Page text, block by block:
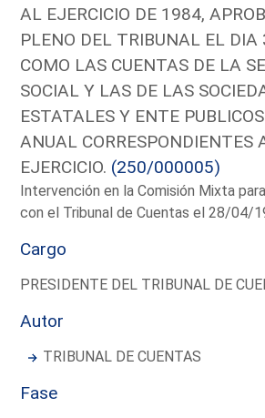
AL EJERCICIO DE 1984,
PLENO DEL TRIBUNAL EL
COMO LAS CUENTAS DE LA
SOCIAL Y LAS DE LAS
ESTATALES Y ENTE
ANUAL CORRESPONDIENTES
EJERCICIO. (250/000005)
Intervención en la Comisión Mixta
con el Tribunal de Cuentas el 28/04/
Cargo
PRESIDENTE DEL TRIBUNAL DE
Autor
TRIBUNAL DE CUENTAS
Fase